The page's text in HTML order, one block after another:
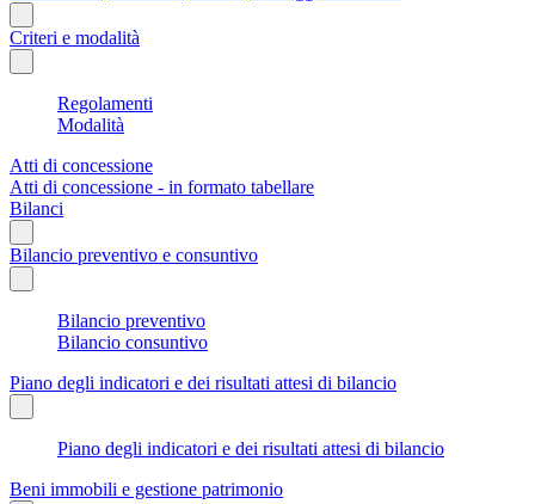
Criteri e modalità
Regolamenti
Modalità
Atti di concessione
Atti di concessione - in formato tabellare
Bilanci
Bilancio preventivo e consuntivo
Bilancio preventivo
Bilancio consuntivo
Piano degli indicatori e dei risultati attesi di bilancio
Piano degli indicatori e dei risultati attesi di bilancio
Beni immobili e gestione patrimonio